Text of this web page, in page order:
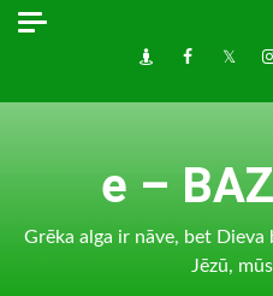
Skip
DraugiemFacebook
e –
Grēka alga ir nāve, bet
Jēzū,